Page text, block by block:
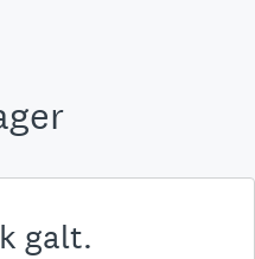
galt.